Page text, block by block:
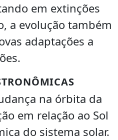
em extinções
a evolução também
adaptações a
na órbita da
em relação ao Sol
do sistema solar.